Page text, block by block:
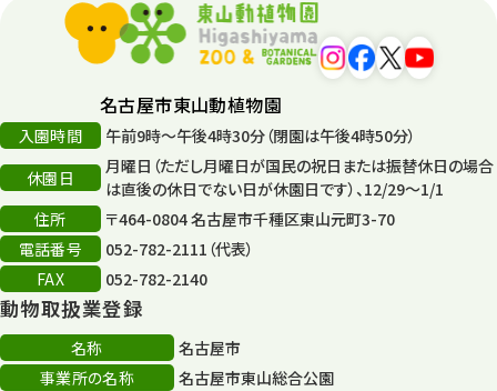
平和公園
再生
再生フォーラム 14
80周年
その他
その他イベント
スカイタワー
名古屋市東山動植物園
入園時間
午前9時～午後4時30分（閉園は午後4時50分）
休園日
月曜日（ただし月曜日が国民の祝日または振替休日の場合
は直後の休日でない日が休園日です）、12/29～1/1
住所
〒464-0804 名古屋市千種区東山元町3-70
電話番号
052-782-2111（代表）
FAX
052-782-2140
動物取扱業登録
名称
名古屋市
事業所の名称
名古屋市東山総合公園